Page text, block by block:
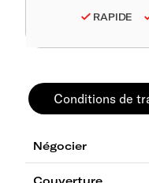
RAPIDE
Conditions de